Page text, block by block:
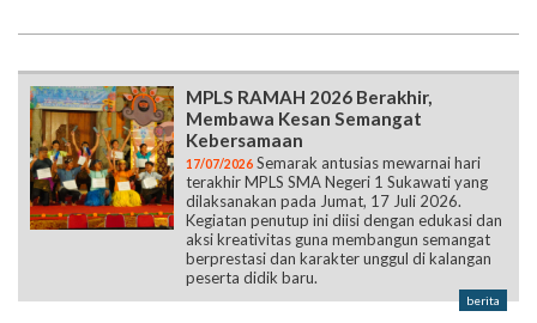
MPLS RAMAH 2026 Berakhir,
Membawa Kesan Semangat
Kebersamaan
17/07/2026 Semarak antusias mewarnai hari
terakhir MPLS SMA Negeri 1 Sukawati yang
dilaksanakan pada Jumat, 17 Juli 2026.
Kegiatan penutup ini diisi dengan edukasi dan
aksi kreativitas guna membangun semangat
berprestasi dan karakter unggul di kalangan
peserta didik baru.
berita